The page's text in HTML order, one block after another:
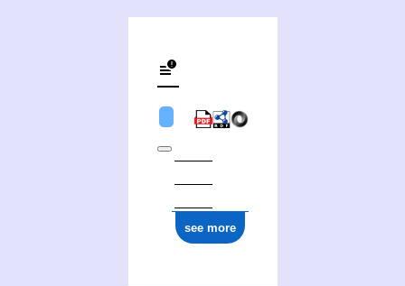
see more